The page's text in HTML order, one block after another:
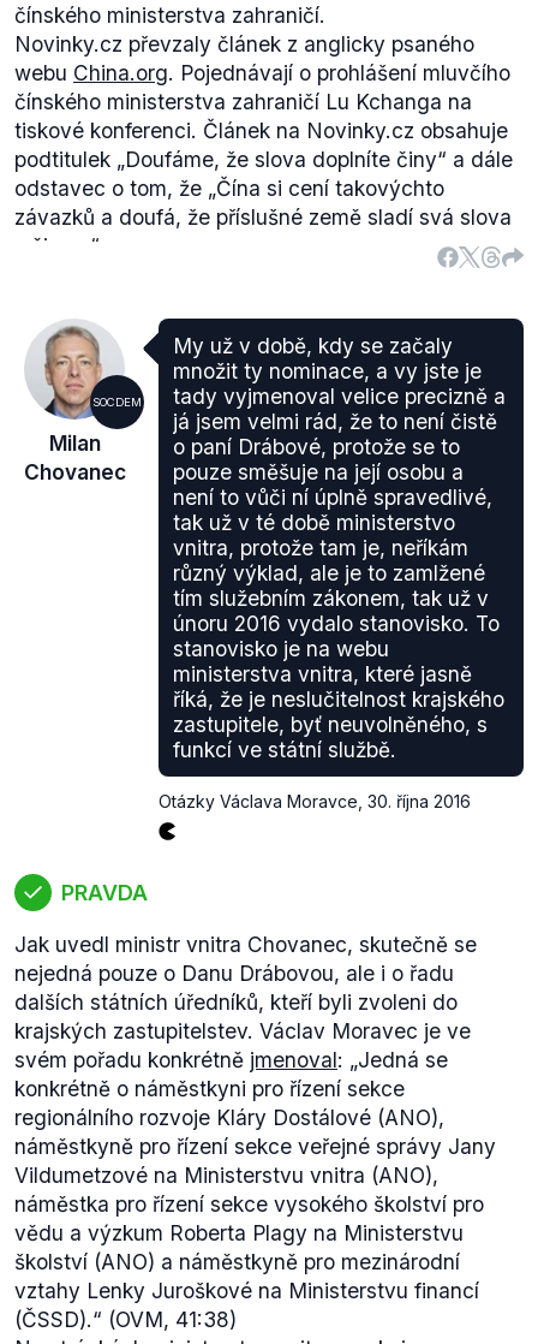
čínského ministerstva zahraničí.
Novinky.cz převzaly článek z anglicky psaného
webu China.org. Pojednávají o prohlášení mluvčího
čínského ministerstva zahraničí Lu Kchanga na
tiskové konferenci. Článek na Novinky.cz obsahuje
podtitulek „Doufáme, že slova doplníte činy“ a dále
odstavec o tom, že „Čína si cení takovýchto
závazků a doufá, že příslušné země sladí svá slova
s činy
...“
Jak ale upozornil na svémTwitteru redaktor ČT
Václav Černohorský, China.org uvádí jiný překlad
do angličtiny, nežoficiální web čínského
ministerstva zahraničí. Lu Kchang netvrdí, že mají
být sladěna slova s činy, ale že má být dodrženo
slovo. Tím zjevně naráží (stejně jako Chovanec) na
podepsanou dohodu mezi Českou republikou a ČLR
z března 2016. Zdeje uvedeno, žeČeská republika
znovu potvrdila dodržování své politiky jedné Číny a
respekt ke svrchovanosti a územní celistvosti
Čínské lidové republiky.
Novinky.cz pozdějičlánek aktualizovaly a část o
činech z titulku i textu odstranily.
Chovanec však tvrdí, že Číňané řekli, že doufají v
dodržovaní platných podepsaných smluv. Přesný
překlad prohlášení mluvčího čínského ministerstva
zahraničí však zní: „Ceníme si výše zmíněných
prohlášení(Společné prohlášení nejvyšších
ústavních činitelů České republiky a oficiální dopis
SOCDEM
Milan
Chovanec
My už v době, kdy se začaly
množit ty nominace, a vy jste je
tady vyjmenoval velice precizně a
já jsem velmi rád, že to není čistě
o paní Drábové, protože se to
pouze směšuje na její osobu a
není to vůči ní úplně spravedlivé,
tak už v té době ministerstvo
vnitra, protože tam je, neříkám
různý výklad, ale je to zamlžené
tím služebním zákonem, tak už v
únoru 2016 vydalo stanovisko. To
stanovisko je na webu
ministerstva vnitra, které jasně
říká, že je neslučitelnost krajského
zastupitele, byť neuvolněného, s
funkcí ve státní službě.
Otázky Václava Moravce 30. října 2016
PRAVDA
Jak uvedl ministr vnitra Chovanec, skutečně se
nejedná pouze o Danu Drábovou, ale i o řadu
dalších státních úředníků, kteří byli zvoleni do
krajských zastupitelstev. Václav Moravec je ve
svém pořadu konkrétně jmenoval: „Jedná se
konkrétně o náměstkyni pro řízení sekce
regionálního rozvoje Kláry Dostálové (ANO),
náměstkyně pro řízení sekce veřejné správy Jany
Vildumetzové na Ministerstvu vnitra (ANO),
náměstka pro řízení sekce vysokého školství pro
vědu a výzkum Roberta Plagy na Ministerstvu
školství (ANO) a náměstkyně pro mezinárodní
vztahy Lenky Juroškové na Ministerstvu financí
(ČSSD).“ (OVM, 41:38)